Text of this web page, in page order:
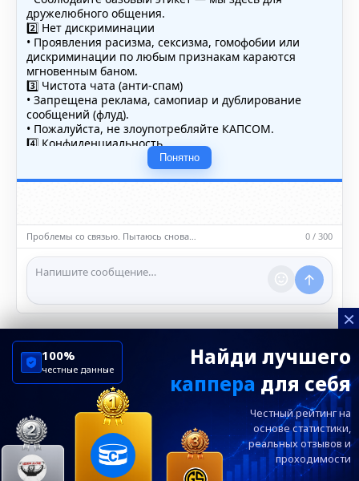
дружелюбного общения.
2️⃣ Нет дискриминации
• Проявления расизма, сексизма, гомофобии или
дискриминации по любым признакам караются
мгновенным баном.
3️⃣ Чистота чата (анти-спам)
• Запрещена реклама, самопиар и дублирование
сообщений (флуд).
• Пожалуйста, не злоупотребляйте КАПСОМ.
4️⃣ Конфиденциальность
• Не публикуйте личные данные — свои или чужие
(телефоны, адреса, документы).
5️⃣ Уместность контента
насилию.
ℹ️ Модераторы и администраторы вправе удалять
сообщения и ограничивать доступ к чату при
нарушении правил.
Понятно
Проблемы со связью. Пытаюсь снова… 0 / 300
×
Найди лучшего
каппера для себя
Честный рейтинг на
основе статистики,
реальныхотзывов и
проходимости
100%
честные данные
ChelseaBluesRu
ФК Челси
Посетителям
Информация
Ежевечерний дайджест главных новостей от